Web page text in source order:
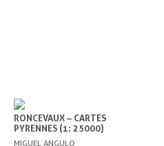
RONCEVAUX – CARTES
PYRENNES (1: 25000)
MIGUEL ANGULO